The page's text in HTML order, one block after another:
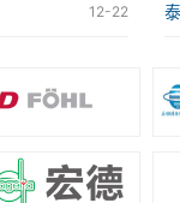
12-22